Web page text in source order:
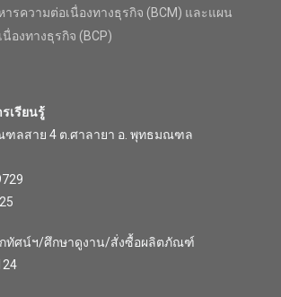
รความต่อเนื่องทางธุรกิจ (BCM) และแผน
องทางธุรกิจ (BCP)
เรียนรู้
ฑลสาย 4 ต.ศาลายา อ. พุทธมณฑล
กทัศน์ฯ/ศึกษาดูงาน/สั่งซื้อผลิตภัณฑ์